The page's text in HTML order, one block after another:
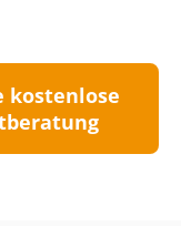
kostenlose